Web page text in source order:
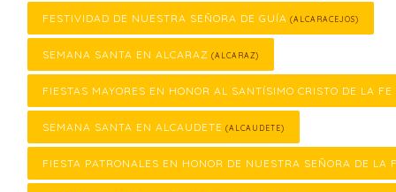
FESTIVIDAD DE NUESTRA SEÑORA DE GUÍA (ALCARACEJOS)
SEMANA SANTA EN ALCARAZ (ALCARAZ)
FIESTAS MAYORES EN HONOR AL SANTÍSIMO CRISTO DE LA FE
SEMANA SANTA EN ALCAUDETE (ALCAUDETE)
FIESTA PATRONALES EN HONOR DE NUESTRA SEÑORA DE LA